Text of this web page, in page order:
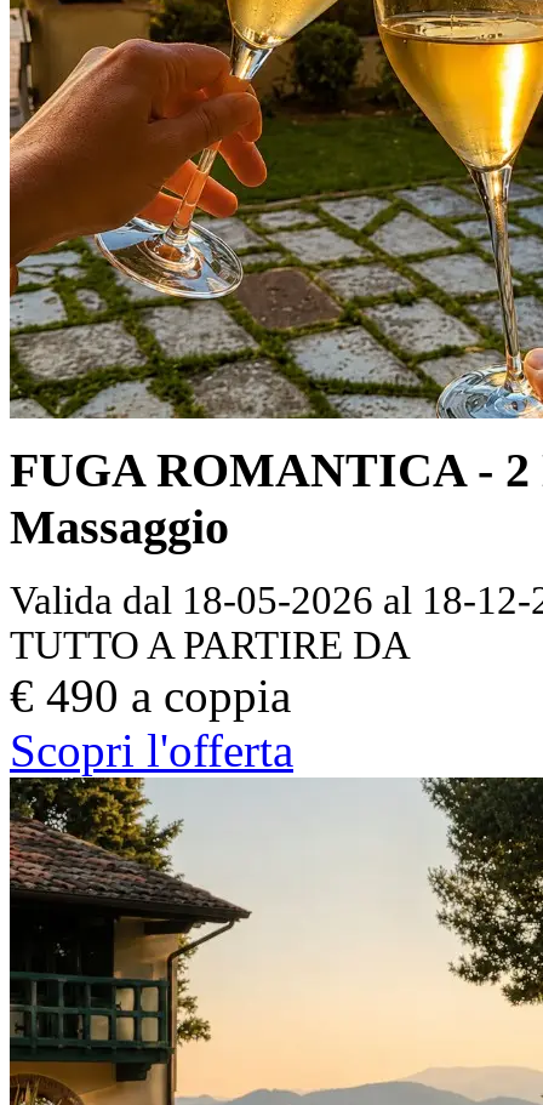
FUGA ROMANTICA - 2
Massaggio
Valida dal 18-05-2026 al 18-12-
TUTTO A PARTIRE DA
€ 490 a coppia
Scopri l'offerta